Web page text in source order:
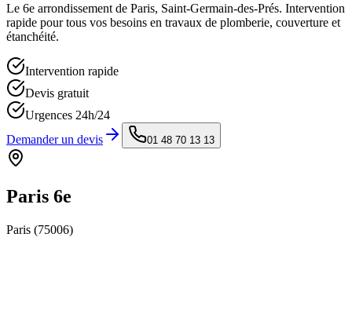
Le 6e arrondissement de Paris, Saint-Germain-des-Prés. Intervention
rapide pour tous vos besoins en travaux de plomberie, couverture et
étanchéité.
Intervention rapide
Devis gratuit
Urgences 24h/24
Demander un devis
01 48 70 13 13
Paris 6e
Paris (75006)